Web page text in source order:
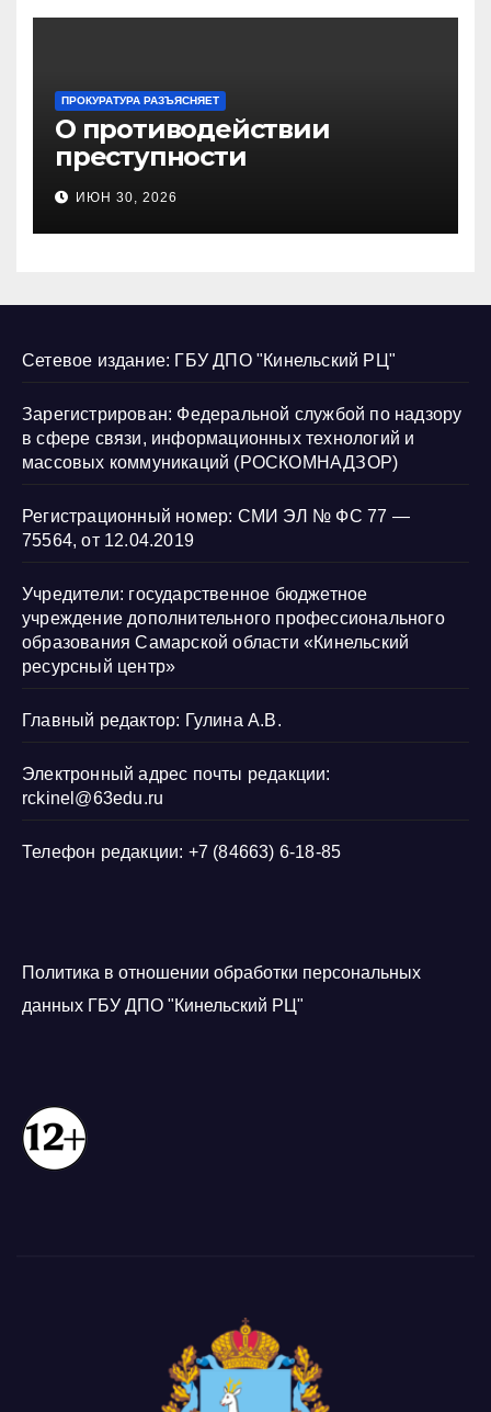
ПРОКУРАТУРА РАЗЪЯСНЯЕТ
О противодействии
преступности
несовершеннолетних и
нарушению их прав
ИЮН 30, 2026
Сетевое издание: ГБУ ДПО "Кинельский РЦ"
Зарегистрирован: Федеральной службой по надзору
в сфере связи, информационных технологий и
массовых коммуникаций (РОСКОМНАДЗОР)
Регистрационный номер: СМИ ЭЛ № ФС 77 —
75564, от 12.04.2019
Учредители: государственное бюджетное
учреждение дополнительного профессионального
образования Самарской области «Кинельский
ресурсный центр»
Главный редактор: Гулина А.В.
Электронный адрес почты редакции:
rckinel@63edu.ru
Телефон редакции: +7 (84663) 6-18-85
Политика в отношении обработки персональных
данных ГБУ ДПО "Кинельский РЦ"